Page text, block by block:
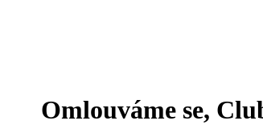
Omlouváme se,